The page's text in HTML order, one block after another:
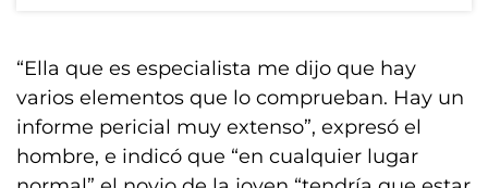
“Ella que es especialista me dijo que hay
varios elementos que lo comprueban. Hay un
informe pericial muy extenso”, expresó el
hombre, e indicó que “en cualquier lugar